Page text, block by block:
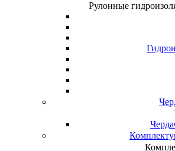
Рулонные